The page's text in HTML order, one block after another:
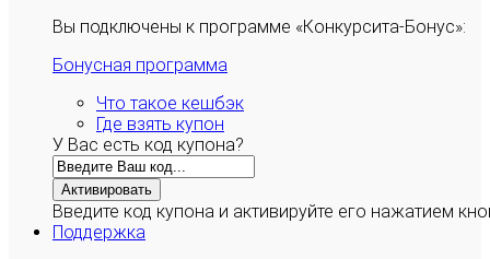
Вы подключены к программе «Конкурсита-Бонус»:
Бонусная программа
Что такое кешбэк
Где взять купон
У Вас есть код купона?
Активировать
Введите код купона и активируйте его нажатием
Поддержка